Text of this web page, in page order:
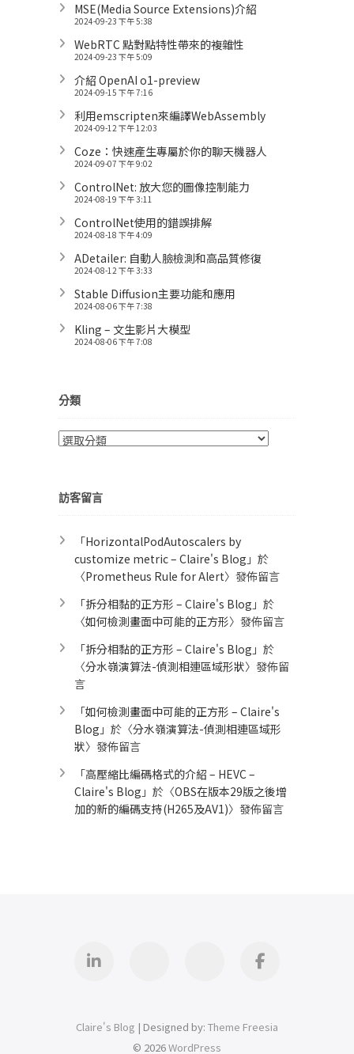
MSE(Media Source Extensions)介紹
2024-09-23 下午 5:38
WebRTC 點對點特性帶來的複雜性
2024-09-23 下午 5:09
介紹 OpenAI o1-preview
2024-09-15 下午 7:16
利用emscripten來編譯WebAssembly
2024-09-12 下午 12:03
Coze：快速產生專屬於你的聊天機器人
2024-09-07 下午 9:02
ControlNet: 放大您的圖像控制能力
2024-08-19 下午 3:11
ControlNet使用的錯誤排解
2024-08-18 下午 4:09
ADetailer: 自動人臉檢測和高品質修復
2024-08-12 下午 3:33
Stable Diffusion主要功能和應用
2024-08-06 下午 7:38
Kling – 文生影片大模型
2024-08-06 下午 7:08
分類
分
訪客留言
「HorizontalPodAutoscalers by
customize metric – Claire's Blog 」於
〈Prometheus Rule for Alert​〉發佈留言
「拆分相黏的正方形 – Claire's Blog 」於
〈如何檢測畫面中可能的正方形〉發佈留言
「拆分相黏的正方形 – Claire's Blog 」於
〈分水嶺演算法-偵測相連區域形狀〉發佈留
言
「如何檢測畫面中可能的正方形 – Claire's
Blog 」於〈分水嶺演算法-偵測相連區域形
狀〉發佈留言
「高壓縮比編碼格式的介紹 – HEVC –
Claire's Blog 」於〈OBS在版本29版之後增
加的新的編碼支持(H265及AV1)〉發佈留言
Linkedin iThomeFacebook
Claire's Blog | Designed by: Theme Freesia
© 2026WordPress